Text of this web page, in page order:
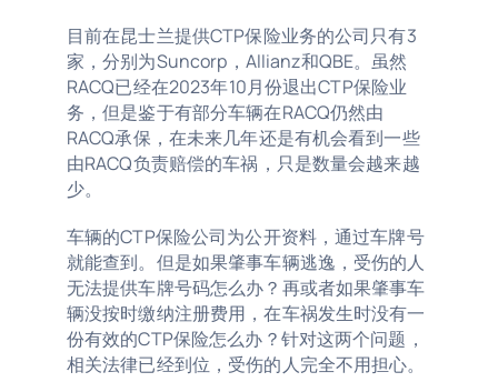
目前在昆士兰提供CTP保险业务的公司只有3
家，分别为Suncorp，Allianz和QBE。虽然
RACQ已经在2023年10月份退出CTP保险业
务，但是鉴于有部分车辆在RACQ仍然由
RACQ承保，在未来几年还是有机会看到一些
由RACQ负责赔偿的车祸，只是数量会越来越
少。
车辆的CTP保险公司为公开资料，通过车牌号
就能查到。但是如果肇事车辆逃逸，受伤的人
无法提供车牌号码怎么办？再或者如果肇事车
辆没按时缴纳注册费用，在车祸发生时没有一
份有效的CTP保险怎么办？针对这两个问题，
相关法律已经到位，受伤的人完全不用担心。